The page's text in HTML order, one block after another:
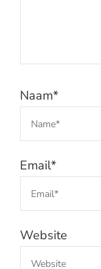
Naam*
Email*
Website